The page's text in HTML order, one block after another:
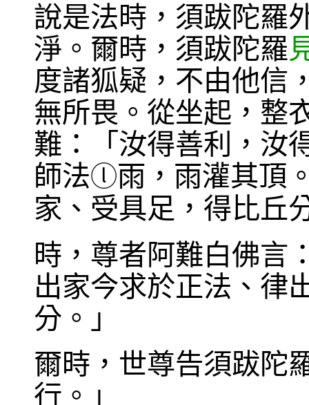
說是法時，須跋陀羅
淨。爾時，須跋陀羅
度諸狐疑，不由他信
無所畏。從坐起，整
難：「汝得善利，汝
師法ⓛ雨，雨灌其頂
家、受具足，得比丘
時，尊者阿難白佛言
出家今求於正法、律
分。」
爾時，世尊告須跋陀
行。」